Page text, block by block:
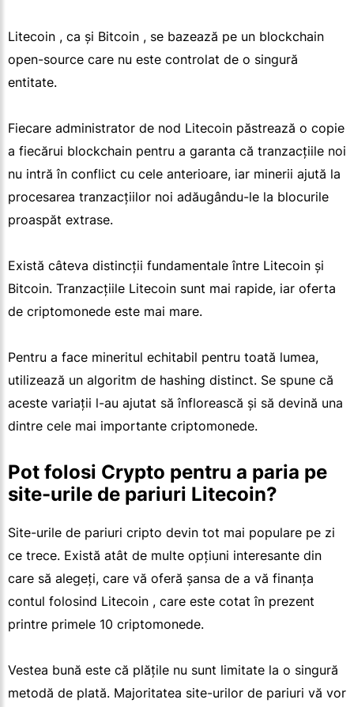
Litecoin , ca și Bitcoin , se bazează pe un blockchain
open-source care nu este controlat de o singură
entitate.
Fiecare administrator de nod Litecoin păstrează o copie
a fiecărui blockchain pentru a garanta că tranzacțiile noi
nu intră în conflict cu cele anterioare, iar minerii ajută la
procesarea tranzacțiilor noi adăugându-le la blocurile
proaspăt extrase.
Există câteva distincții fundamentale între Litecoin și
Bitcoin. Tranzacțiile Litecoin sunt mai rapide, iar oferta
de criptomonede este mai mare.
Pentru a face mineritul echitabil pentru toată lumea,
utilizează un algoritm de hashing distinct. Se spune că
aceste variații l-au ajutat să înflorească și să devină una
dintre cele mai importante criptomonede.
Pot folosi Crypto pentru a paria pe
site-urile de pariuri Litecoin?
Site-urile de pariuri cripto devin tot mai populare pe zi
ce trece. Există atât de multe opțiuni interesante din
care să alegeți, care vă oferă șansa de a vă finanța
contul folosind Litecoin , care este cotat în prezent
printre primele 10 criptomonede.
Vestea bună este că plățile nu sunt limitate la o singură
metodă de plată. Majoritatea site-urilor de pariuri vă vor